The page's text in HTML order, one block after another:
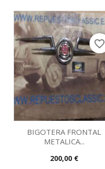
Vista rápida
BIGOTERA FRONTAL
METALICA...
Precio
200,00 €
favorite_border